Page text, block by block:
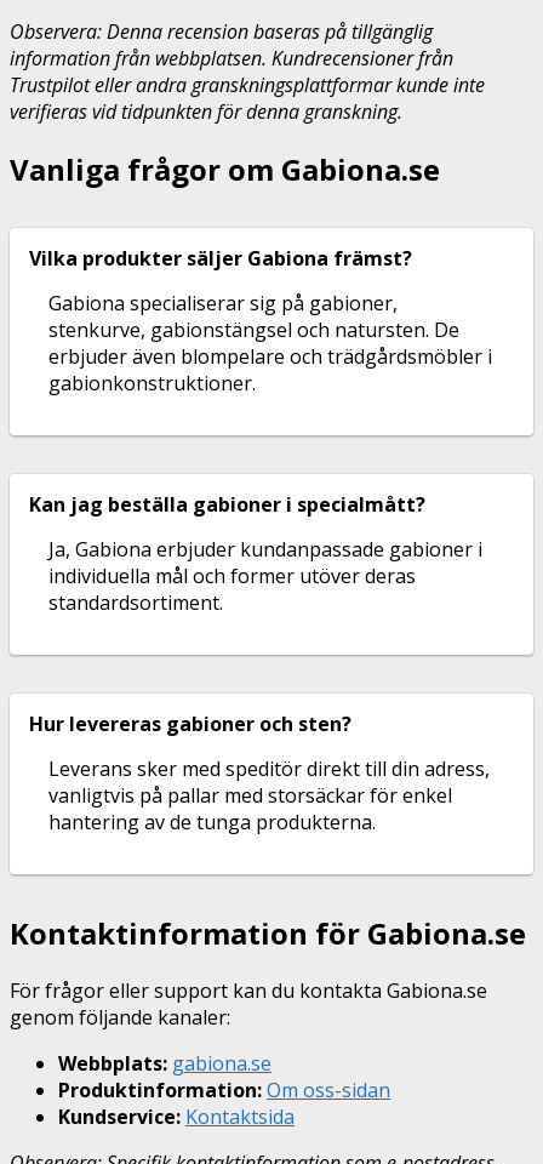
Observera: Denna recension baseras på tillgänglig
information från webbplatsen. Kundrecensioner från
Trustpilot eller andra granskningsplattformar kunde inte
verifieras vid tidpunkten för denna granskning.
Vanliga frågor om Gabiona.se
Vilka produkter säljer Gabiona främst?
Gabiona specialiserar sig på gabioner,
stenkurve, gabionstängsel och natursten. De
erbjuder även blompelare och trädgårdsmöbler i
gabionkonstruktioner.
Kan jag beställa gabioner i specialmått?
Ja, Gabiona erbjuder kundanpassade gabioner i
individuella mål och former utöver deras
standardsortiment.
Hur levereras gabioner och sten?
Leverans sker med speditör direkt till din adress,
vanligtvis på pallar med storsäckar för enkel
hantering av de tunga produkterna.
Kontaktinformation för Gabiona.se
För frågor eller support kan du kontakta Gabiona.se
genom följande kanaler:
Webbplats: gabiona.se
Produktinformation:Om oss-sidan
Kundservice: Kontaktsida